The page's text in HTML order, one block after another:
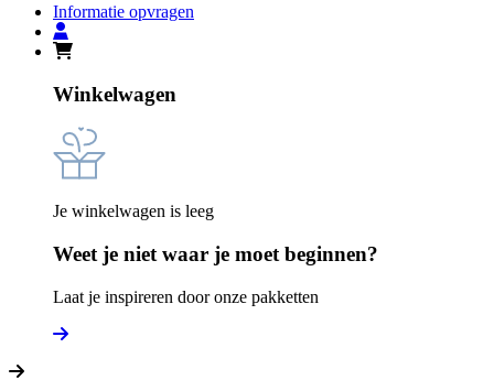
Informatie opvragen
Winkelwagen
Je winkelwagen is leeg
Weet je niet waar je moet beginnen?
Laat je inspireren door onze pakketten